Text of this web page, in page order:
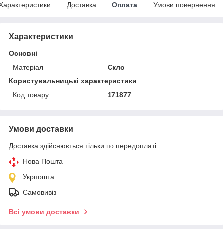
Доставка Оплата Умови повернення
Характеристики
Основні
Матеріал
Скло
Користувальницькі характеристики
Код товару
171877
Умови доставки
Доставка здійснюється тільки по передоплаті.
Нова Пошта
Укрпошта
Самовивіз
Всі умови доставки